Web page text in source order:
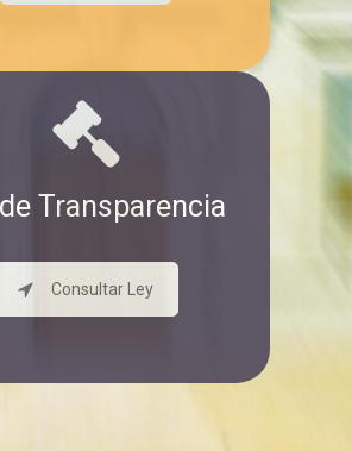
Transparencia
Consultar Ley